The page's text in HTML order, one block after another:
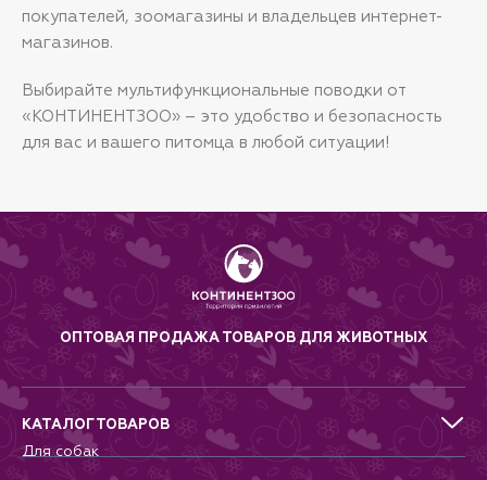
покупателей, зоомагазины и владельцев интернет-
магазинов.
Выбирайте мультифункциональные поводки от
«КОНТИНЕНТЗОО» – это удобство и безопасность
для вас и вашего питомца в любой ситуации!
ОПТОВАЯ ПРОДАЖА ТОВАРОВ ДЛЯ ЖИВОТНЫХ
КАТАЛОГ ТОВАРОВ
Для собак
Для кошек